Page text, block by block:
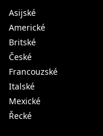
Asijské
Americké
Britské
České
Francouzské
Italské
Mexické
Řecké